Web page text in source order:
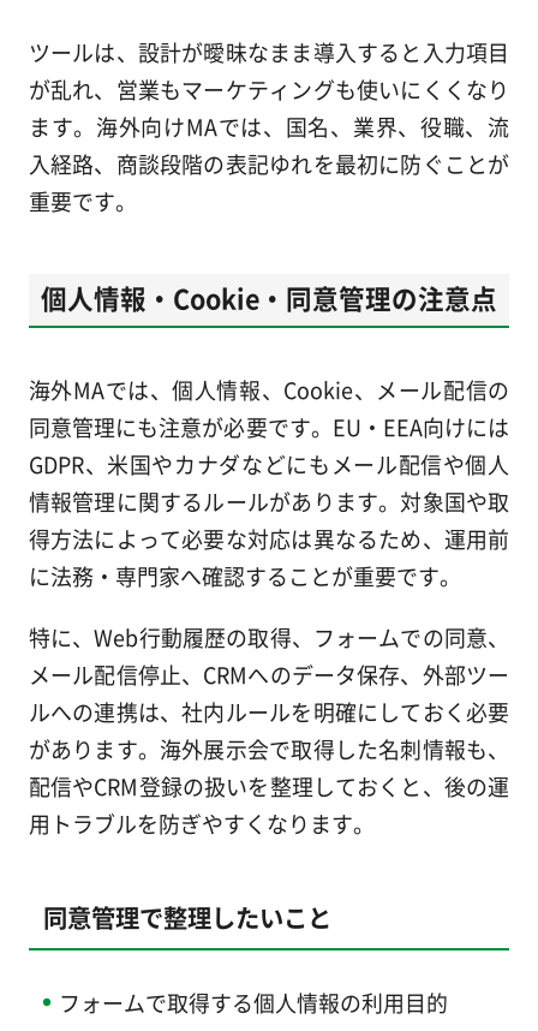
ツールは、設計が曖昧なまま導入すると入力項目
が乱れ、営業もマーケティングも使いにくくなり
ます。海外向けMAでは、国名、業界、役職、流
入経路、商談段階の表記ゆれを最初に防ぐことが
重要です。
個人情報・Cookie・同意管理の注意点
海外MAでは、個人情報、Cookie、メール配信の
同意管理にも注意が必要です。EU・EEA向けには
GDPR、米国やカナダなどにもメール配信や個人
情報管理に関するルールがあります。対象国や取
得方法によって必要な対応は異なるため、運用前
に法務・専門家へ確認することが重要です。
特に、Web行動履歴の取得、フォームでの同意、
メール配信停止、CRMへのデータ保存、外部ツー
ルへの連携は、社内ルールを明確にしておく必要
があります。海外展示会で取得した名刺情報も、
配信やCRM登録の扱いを整理しておくと、後の運
用トラブルを防ぎやすくなります。
同意管理で整理したいこと
フォームで取得する個人情報の利用目的